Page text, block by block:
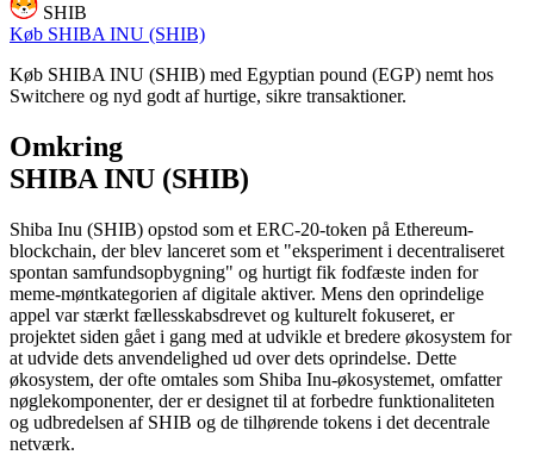
SHIB
Køb SHIBA INU (SHIB)
Køb SHIBA INU (SHIB) med Egyptian pound (EGP) nemt hos
Switchere og nyd godt af hurtige, sikre transaktioner.
Omkring
SHIBA INU (SHIB)
Shiba Inu (SHIB) opstod som et ERC-20-token på Ethereum-
blockchain, der blev lanceret som et "eksperiment i decentraliseret
spontan samfundsopbygning" og hurtigt fik fodfæste inden for
meme-møntkategorien af digitale aktiver. Mens den oprindelige
appel var stærkt fællesskabsdrevet og kulturelt fokuseret, er
projektet siden gået i gang med at udvikle et bredere økosystem for
at udvide dets anvendelighed ud over dets oprindelse. Dette
økosystem, der ofte omtales som Shiba Inu-økosystemet, omfatter
nøglekomponenter, der er designet til at forbedre funktionaliteten
og udbredelsen af SHIB og de tilhørende tokens i det decentrale
netværk.